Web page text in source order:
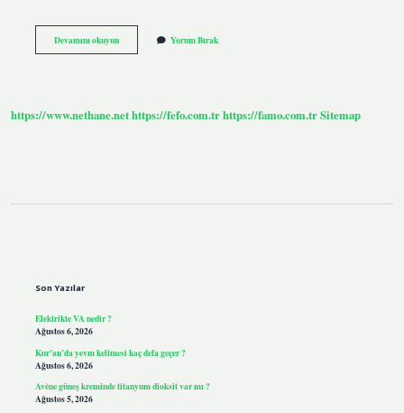
Devamını okuyunPinhan
Neyi
Yorum Bırak
https://www.nethane.nethttps://fefo.com.trhttps://famo.com.trSitemap
Son Yazılar
Elektrikte VA nedir ?
Ağustos 6, 2026
Kur’an’da yevm kelimesi kaç defa geçer ?
Ağustos 6, 2026
Avène güneş kreminde titanyum dioksit var mı ?
Ağustos 5, 2026